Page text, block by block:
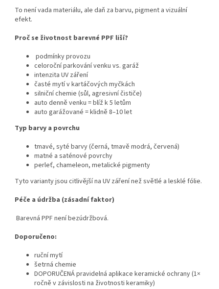
To není vada materiálu, ale daň za barvu, pigment a vizuální
efekt.
Proč se životnost barevné PPF liší?
podmínky provozu
celoroční parkování venku vs. garáž
intenzita UV záření
časté mytí v kartáčových myčkách
silniční chemie (sůl, agresivní čističe)
auto denně venku = blíž k 5 letům
auto garážované = klidně 8–10 let
Typ barvy a povrchu
tmavé, syté barvy (černá, tmavě modrá, červená)
matné a saténové povrchy
perleť, chameleon, metalické pigmenty
Tyto varianty jsou citlivější na UV záření než světlé a lesklé fólie.
Péče a údržba (zásadní faktor)
Barevná PPF není bezúdržbová.
Doporučeno:
ruční mytí
šetrná chemie
DOPORUČENÁ pravidelná aplikace keramické ochrany (1×
ročně v závislosti na životnosti keramiky)